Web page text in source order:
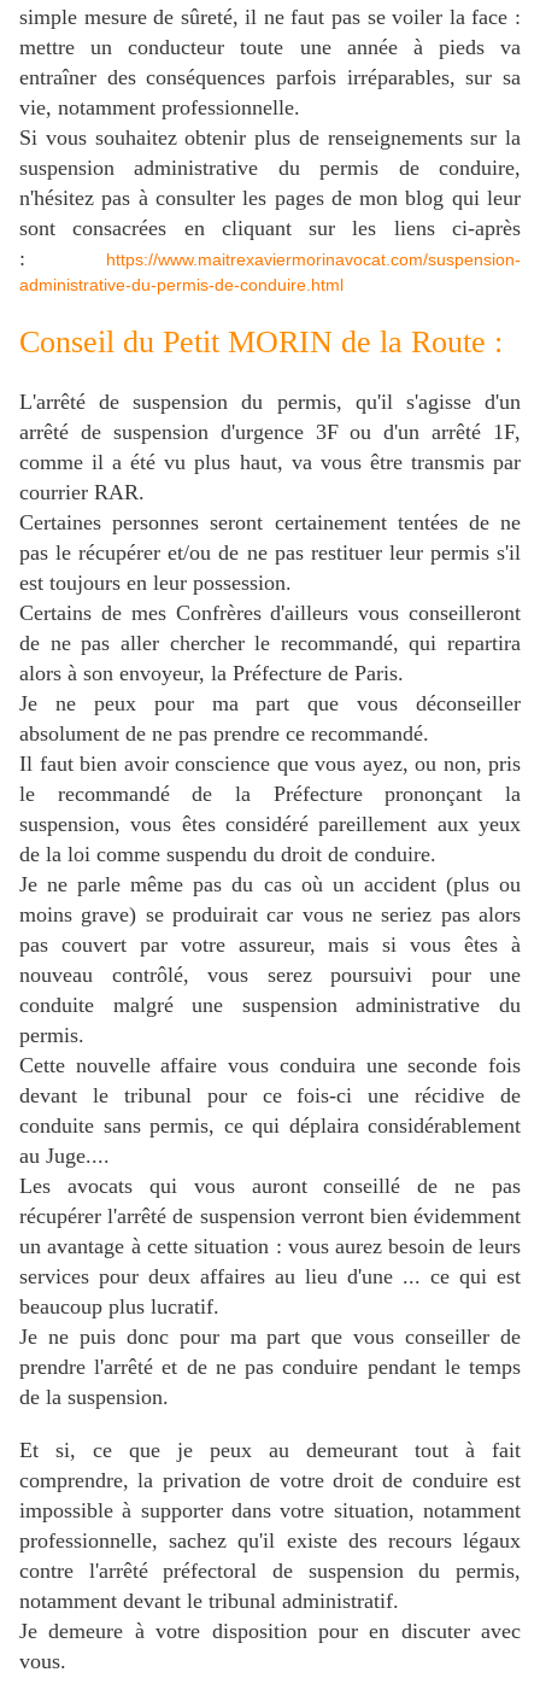
simple mesure de sûreté, il ne faut pas se voiler la face :
mettre un conducteur toute une année à pieds va
entraîner des conséquences parfois irréparables, sur sa
vie, notamment professionnelle.
Si vous souhaitez obtenir plus de renseignements sur la
suspension administrative du permis de conduire,
n'hésitez pas à consulter les pages de mon blog qui leur
sont consacrées en cliquant sur les liens ci-après
:
https://www.maitrexaviermorinavocat.com/suspension-
administrative-du-permis-de-conduire.html
Conseil du Petit MORIN de la Route :
L'arrêté de suspension du permis, qu'il s'agisse d'un
arrêté de suspension d'urgence 3F ou d'un arrêté 1F,
comme il a été vu plus haut, va vous être transmis par
courrier RAR.
Certaines personnes seront certainement tentées de ne
pas le récupérer et/ou de ne pas restituer leur permis s'il
est toujours en leur possession.
Certains de mes Confrères d'ailleurs vous conseilleront
de ne pas aller chercher le recommandé, qui repartira
alors à son envoyeur, la Préfecture de Paris.
Je ne peux pour ma part que vous déconseiller
absolument de ne pas prendre ce recommandé.
Il faut bien avoir conscience que vous ayez, ou non, pris
le recommandé de la Préfecture prononçant la
suspension, vous êtes considéré pareillement aux yeux
de la loi comme suspendu du droit de conduire.
Je ne parle même pas du cas où un accident (plus ou
moins grave) se produirait car vous ne seriez pas alors
pas couvert par votre assureur, mais si vous êtes à
nouveau contrôlé, vous serez poursuivi pour une
conduite malgré une suspension administrative du
permis.
Cette nouvelle affaire vous conduira une seconde fois
devant le tribunal pour ce fois-ci une récidive de
conduite sans permis, ce qui déplaira considérablement
au Juge....
Les avocats qui vous auront conseillé de ne pas
récupérer l'arrêté de suspension verront bien évidemment
un avantage à cette situation : vous aurez besoin de leurs
services pour deux affaires au lieu d'une ... ce qui est
beaucoup plus lucratif.
Je ne puis donc pour ma part que vous conseiller de
prendre l'arrêté et de ne pas conduire pendant le temps
de la suspension.
Et si, ce que je peux au demeurant tout à fait
comprendre, la privation de votre droit de conduire est
impossible à supporter dans votre situation, notamment
professionnelle,sachez qu'il existe des recours légaux
contre l'arrêté préfectoral de suspension du permis,
notamment devant le tribunal administratif.
Je demeure à votre disposition pour en discuter avec
vous.